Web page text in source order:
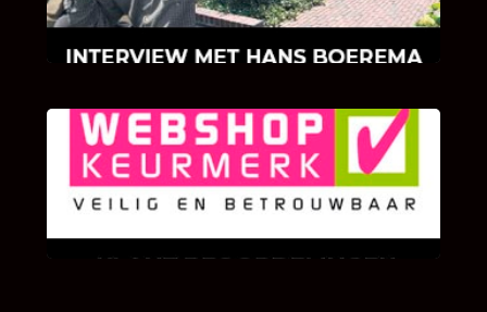
klinkers en tegels!
KLANT BEOORDELINGEN
We zijn er zeer op gesteld om te weten wat u
als klant van ons en onze diensten vindt.